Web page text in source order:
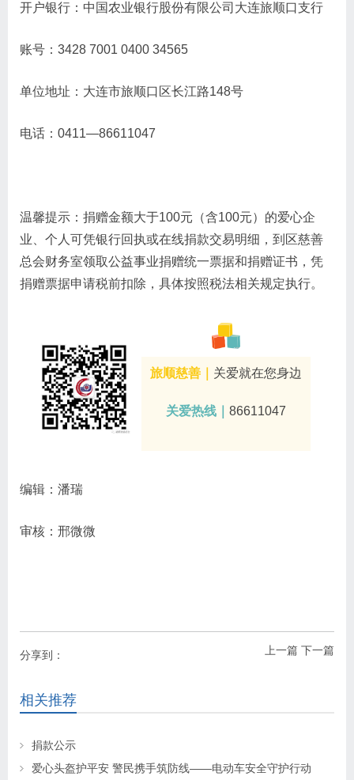
开户银行：中国农业银行股份有限公司大连旅顺口支行
账号：3428 7001 0400 34565
单位地址：大连市旅顺口区长江路148号
电话：0411—86611047
温馨提示：捐赠金额大于100元（含100元）的爱心企
业、个人可凭银行回执或在线捐款交易明细，到区慈善
总会财务室领取公益事业捐赠统一票据和捐赠证书，凭
捐赠票据申请税前扣除，具体按照税法相关规定执行。
旅顺慈善｜ 关爱就在您身边
关爱热线｜ 86611047
编辑：潘瑞
审核：邢微微
上一篇 下一篇
分享到：
相关推荐
捐款公示
爱心头盔护平安 警民携手筑防线——电动车安全守护行动